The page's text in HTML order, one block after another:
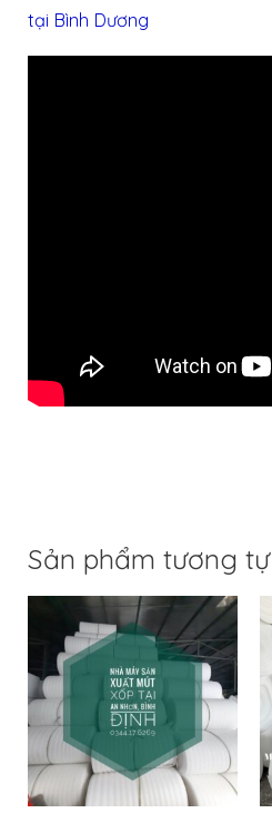
tại Bình Dương
Sản phẩm tương tự